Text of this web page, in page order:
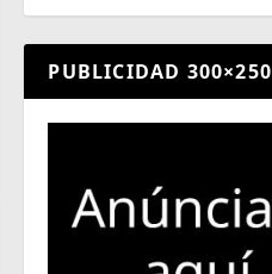
PUBLICIDAD 300×250